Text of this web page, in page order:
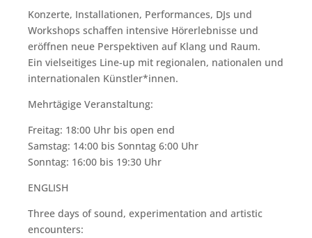
Konzerte, Installationen, Performances, DJs und
Workshops schaffen intensive Hörerlebnisse und
eröffnen neue Perspektiven auf Klang und Raum.
Ein vielseitiges Line-up mit regionalen, nationalen und
internationalen Künstler*innen.
Mehrtägige Veranstaltung:
Freitag: 18:00 Uhr bis open end
Samstag: 14:00 bis Sonntag 6:00 Uhr
Sonntag: 16:00 bis 19:30 Uhr
ENGLISH
Three days of sound, experimentation and artistic
encounters: